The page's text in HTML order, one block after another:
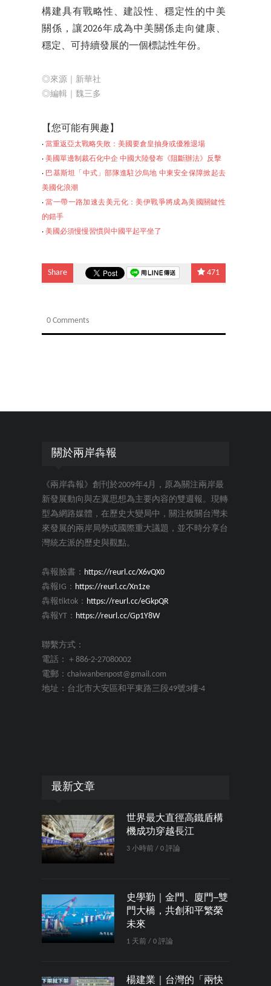
構建具有戰略性、建設性、穩定性的中美
關係，讓2026年成為中美關係走向健康、
穩定、可持續發展的一個標誌性年份。
◎來源｜新華社
◎編輯｜魏三多
【您可能有興趣】
‧ 當重返亞太戰略失敗：美國要倉皇抽身或優雅退場
‧ 美國單邊制裁石化中企 中國大陸發布《阻斷辦法》反擊
‧ 巴基斯坦「中式」部隊進駐沙烏地 中東安全保障掀起去
美國化浪潮
‧當一帶一路加速去美元化：美伊戰爭將成為美國關鍵性
的錯手
‧ 美國必須慢慢習慣與中國平起平坐了
Share 471
0 Comments
關於兩岸犇報
《兩岸犇報》創刊於2009年4月，原為關注兩岸最
新發展動向與左翼思想為主要內容的雙週報。現轉
型為網路媒體，在歷史大變局中，關注攸關台灣未
來發展的兩岸局勢或國際重大議題，並不時分享台
灣統左派的歷史與觀點。
犇報臉書： https://reurl.cc/X6vQX0
犇報IG： https://reurl.cc/Xn1ze
犇報tiktok： https://reurl.cc/eGkpQR
犇報YT： https://reurl.cc/Gp1Y8W
聯繫方式：
電話：＋886-2-27080002
電郵：chaiwanbenpost@gmail.com
地址：台北市大安區和平東路三段49號3樓-4
最新文章
世界最大直徑高鐵盾構
機成功穿越長江
3 小時前 / 0 評論
史學勤｜金門、廈門─雙
門大橋，共創和平繁榮
未來
1 天前 / 0 評論
楊建業｜台灣的「兩快